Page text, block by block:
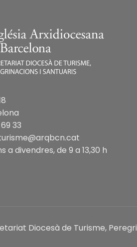
33
a divendres, de 9 a 13,30 h
Diocesà de Turisme,